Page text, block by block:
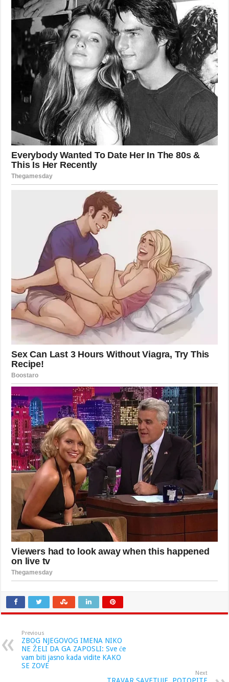
Previous
ZBOG NJEGOVOG IMENA NIKO
NE ŽELI DA GA ZAPOSLI: Sve će
vam biti jasno kada vidite KAKO
SE ZOVE
Next